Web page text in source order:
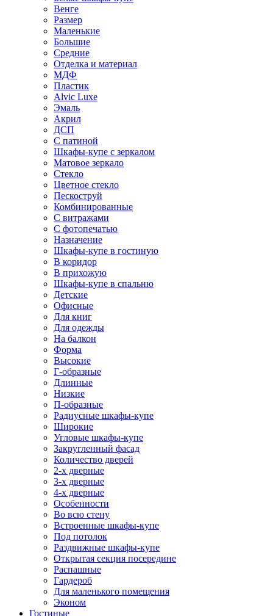
Венге
Размер
Маленькие
Большие
Средние
Отделка и материал
МДФ
Пластик
Alvic Luxe
Эмаль
Акрил
ДСП
С патиной
Шкафы-купе с зеркалом
Матовое зеркало
Стекло
Цветное стекло
Пескоструй
Комбинированные
С витражами
С фотопечатью
Назначение
Шкафы-купе в гостиную
В коридор
В прихожую
Шкафы-купе в спальню
Детские
Офисные
Для книг
Для одежды
На балкон
Форма
Высокие
Г-образные
Длинные
Низкие
П-образные
Радиусные шкафы-купе
Широкие
Угловые шкафы-купе
Закругленный фасад
Количество дверей
2-х дверные
3-х дверные
4-х дверные
Особенности
Во всю стену
Встроенные шкафы-купе
Под потолок
Раздвижные шкафы-купе
Открытая секция посередине
Распашные
Гардероб
Для маленького помещения
Эконом
Гостиные